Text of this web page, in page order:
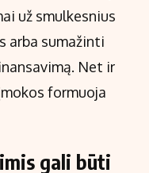
už smulkesnius
arba sumažinti
Net ir
formuoja
gali būti